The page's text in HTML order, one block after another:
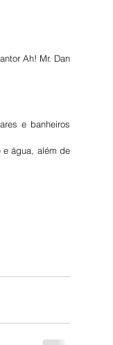
Ah! Mr. Dan
e banheiros
e água, além de